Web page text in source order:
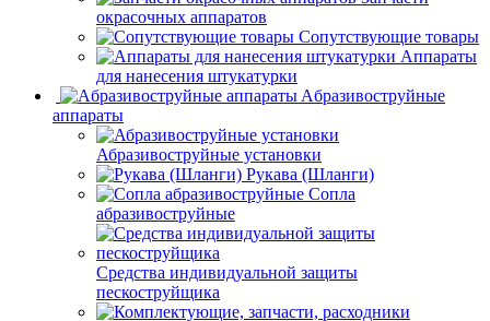
окрасочных аппаратов
Сопутствующие товары
Аппараты
для нанесения штукатурки
Aбразивоструйные
аппараты
Абразивоструйные установки
Рукава (Шланги)
Сопла
абразивоструйные
Средства индивидуальной защиты
пескоструйщика